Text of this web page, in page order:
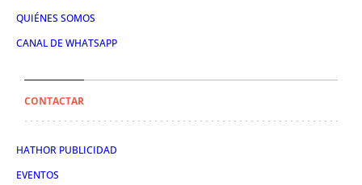
QUIÉNES SOMOS
CANAL DE WHATSAPP
CONTACTAR
HATHOR PUBLICIDAD
EVENTOS